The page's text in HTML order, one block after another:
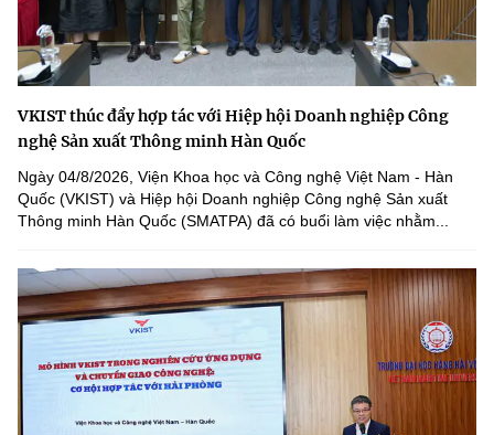
VKIST thúc đẩy hợp tác với Hiệp hội Doanh nghiệp Công
nghệ Sản xuất Thông minh Hàn Quốc
Ngày 04/8/2026, Viện Khoa học và Công nghệ Việt Nam - Hàn
Quốc (VKIST) và Hiệp hội Doanh nghiệp Công nghệ Sản xuất
Thông minh Hàn Quốc (SMATPA) đã có buổi làm việc nhằm...